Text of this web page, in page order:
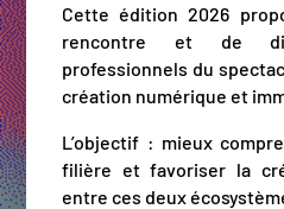
Cette édition 2026
rencontre et de
professionnels du
création numérique et
L’objectif : mieux
filière et favoriser la
entre ces deux